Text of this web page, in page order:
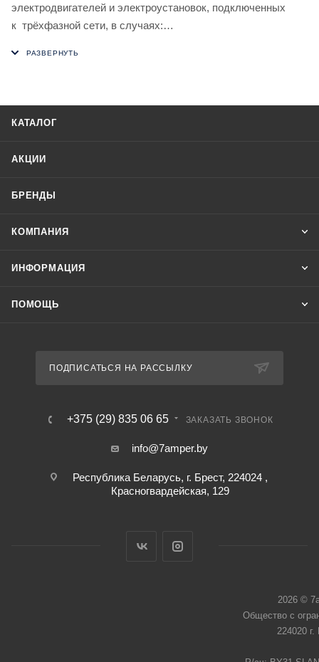
электродвигателей и электроустановок, подключенных
к трёхфазной сети, в случаях:
информацию об аварийном отключении.
КАТАЛОГ
АКЦИИ
БРЕНДЫ
КОМПАНИЯ
ИНФОРМАЦИЯ
ПОМОЩЬ
ПОДПИСАТЬСЯ НА РАССЫЛКУ
+375 (29) 835 06 65 ЗАКАЗАТЬ ЗВОНОК
info@7amper.by
Республика Беларусь, г. Брест, 224024 ,
Красногвардейская, 129
2026 ©
Общество с
224020